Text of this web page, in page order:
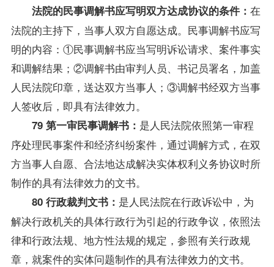
法院的民事调解书应写明双方达成协议的条件： 在
法院的主持下，当事人双方自愿达成。民事调解书应写
明的内容：①民事调解书应当写明诉讼请求、案件事实
和调解结果；②调解书由审判人员、书记员署名，加盖
人民法院印章，送达双方当事人；③调解书经双方当事
人签收后，即具有法律效力。
79 第一审民事调解书： 是人民法院依照第一审程
序处理民事案件和经济纠纷案件，通过调解方式，在双
方当事人自愿、合法地达成解决实体权利义务协议时所
制作的具有法律效力的文书。
80 行政裁判文书： 是人民法院在行政诉讼中，为
解决行政机关的具体行政行为引起的行政争议，依照法
律和行政法规、地方性法规的规定，参照有关行政规
章，就案件的实体问题制作的具有法律效力的文书。